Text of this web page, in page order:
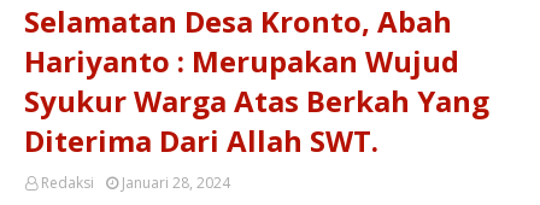
Selamatan Desa Kronto, Abah
Hariyanto : Merupakan Wujud
Syukur Warga Atas Berkah Yang
Diterima Dari Allah SWT.
Redaksi Januari 28, 2024